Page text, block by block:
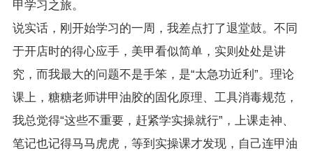
甲学习之旅。
说实话，刚开始学习的一周，我差点打了退堂鼓。不同
于开店时的得心应手，美甲看似简单，实则处处是讲
究，而我最大的问题不是手笨，是“太急功近利”。理论
课上，糖糖老师讲甲油胶的固化原理、工具消毒规范，
我总觉得“这些不重要，赶紧学实操就行”，上课走神、
笔记也记得马马虎虎，等到实操课才发现，自己连甲油